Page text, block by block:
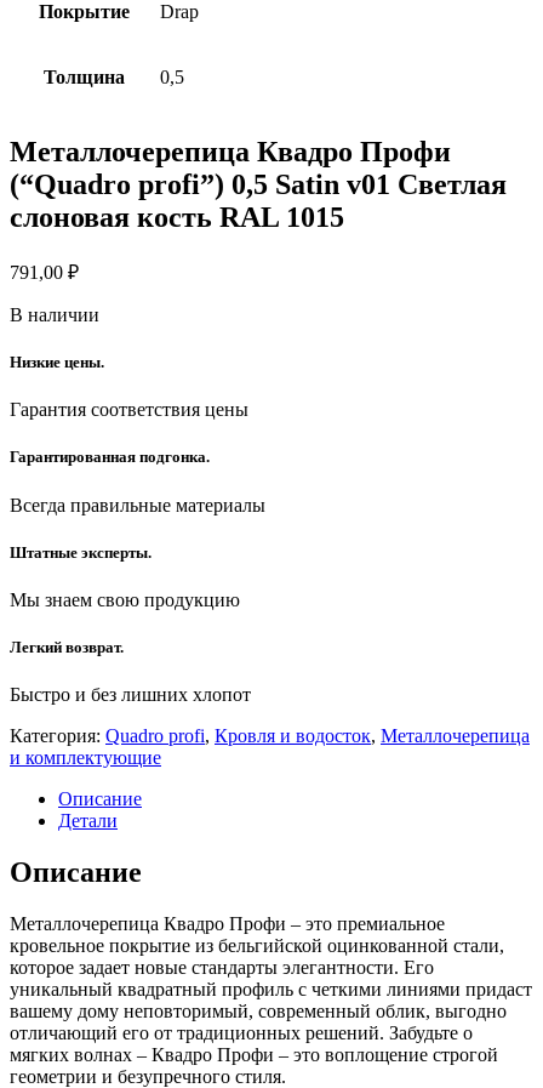
Покрытие Drap
Толщина 0,5
Металлочерепица Квадро Профи
(“Quadro profi”) 0,5 Satin v01 Светлая
слоновая кость RAL 1015
791,00 ₽
В наличии
Низкие цены.
Гарантия соответствия цены
Гарантированная подгонка.
Всегда правильные материалы
Штатные эксперты.
Мы знаем свою продукцию
Легкий возврат.
Быстро и без лишних хлопот
Категория: Quadro profi, Кровля и водосток, Металлочерепица
и комплектующие
Описание
Детали
Описание
Металлочерепица Квадро Профи – это премиальное
кровельное покрытие из бельгийской оцинкованной стали,
которое задает новые стандарты элегантности. Его
уникальный квадратный профиль с четкими линиями придаст
вашему дому неповторимый, современный облик, выгодно
отличающий его от традиционных решений. Забудьте о
мягких волнах – Квадро Профи – это воплощение строгой
геометрии и безупречного стиля.